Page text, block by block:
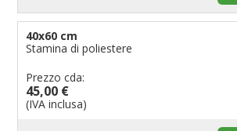
40x60 cm
Stamina di poliestere
Prezzo cda:
45,00 €
(IVA inclusa)